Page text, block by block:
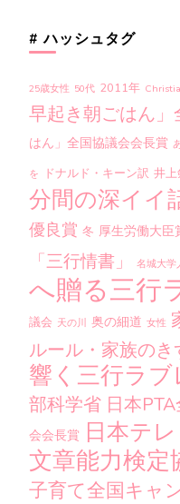
# ハッシュタグ
25歳女性 50代 2011年
早起き朝ごはん」
はん」全国協議会会長賞
を ドナルド・キーン訳 井
分間の深イイ
優良賞 冬 厚生労働大臣
「三行情書」
名城大学
へ贈る三行
議会 天の川 奥の細道 女性
ルール・家族のき
響く三行ラブ
部科学省 日本
会会長賞 日本テ
文章能力検定
子育て全国キャ